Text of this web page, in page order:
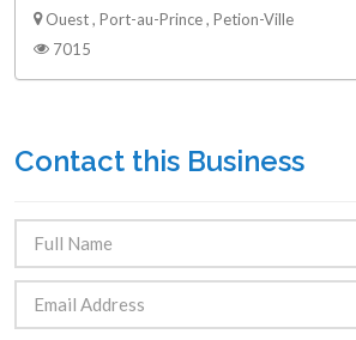
Ouest , Port-au-Prince , Petion-Ville
7015
Contact this Business